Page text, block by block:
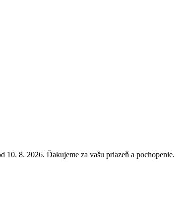
8. 2026. Ďakujeme za vašu priazeň a pochopenie.